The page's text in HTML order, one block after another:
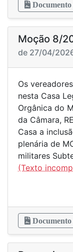
Moção 8/
de 27/04/
Os
nesta Casa
Orgânica do
da Câmara,
Casa a
plenária de
militares